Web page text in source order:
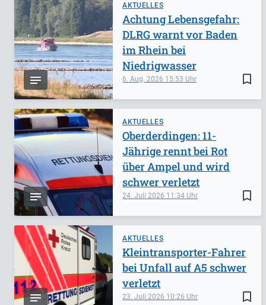
AKTUELLES
bookmark_border
6. Aug. 2026 15:53
Achtung Lebensgefahr:
DLRG warnt vor Baden
im Rhein bei
Niedrigwasser
AKTUELLES
bookmark_border
24. Juli 2026 11:34
Oberderdingen: 11-
Jährige rennt bei Rot
über Ampel und wird
schwer verletzt
AKTUELLES
bookmark_border
23. Juli 2026 10:26
Kleintransporter-Fahrer
bei Unfall auf A5 schwer
verletzt